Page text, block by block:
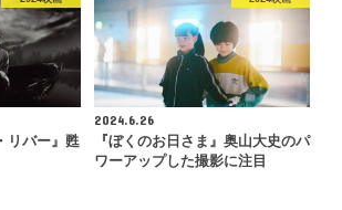
リバー』甦
2024.6.26
『ぼくのお日さま』奥山大史のパ
ワーアップした撮影に注目